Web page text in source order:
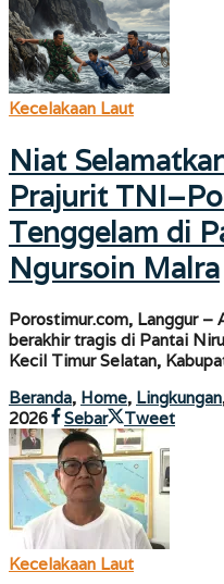
Kecelakaan Laut
Niat
Prajurit
Tenggelam di
Ngursoin Malra
Porostimur.com, Langgur
berakhir tragis di Pantai
Kecil Timur Selatan,
Beranda, Home, Lingkungan
2026oleh
porostimur.com
Sebar Tweet
Kecelakaan Laut